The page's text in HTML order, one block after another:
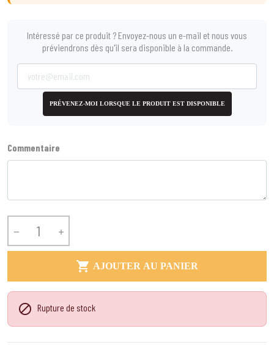
Intéressé par ce produit ? Envoyez-nous un e-mail et nous vous
préviendrons dès qu'il sera disponible à la commande.
PRÉVENEZ-MOI LORSQUE LE PRODUIT EST DISPONIBLE
Commentaire
 
 AJOUTER AU PANIER
 Rupture de stock